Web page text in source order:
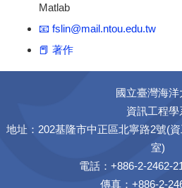
Matlab
📧 fslin@mail.ntou.edu.tw
📕 著作
國立臺灣海洋
資訊工程學
地址：202基隆市中正區北寧路2號(
室)
電話：+886-2-2462-
傳真：+886-2-